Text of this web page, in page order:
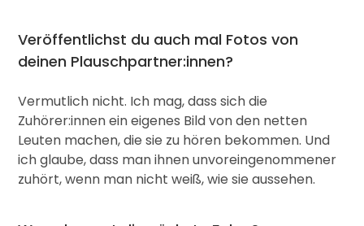
Veröffentlichst du auch mal Fotos von
deinen Plauschpartner:innen?
Vermutlich nicht. Ich mag, dass sich die
Zuhörer:innen ein eigenes Bild von den netten
Leuten machen, die sie zu hören bekommen. Und
ich glaube, dass man ihnen unvoreingenommener
zuhört, wenn man nicht weiß, wie sie aussehen.